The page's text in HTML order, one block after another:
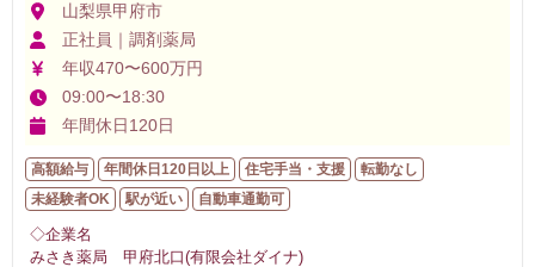
山梨県甲府市
正社員｜調剤薬局
年収470〜600万円
09:00〜18:30
年間休日120日
高額給与 年間休日120日以上 住宅手当・支援
転勤なし
未経験者OK
駅が近い 自動車通勤可
◇企業名
みさき薬局 甲府北口(有限会社ダイナ)